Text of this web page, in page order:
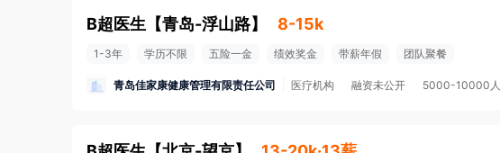
B超医生 【青岛-浮山路】 8-15k
1-3年 学历不限 五险一金 绩效奖金 带薪年假 团队聚餐
青岛佳家康健康管理有限责任公司 医疗机构 融资未公开 5000-10000人